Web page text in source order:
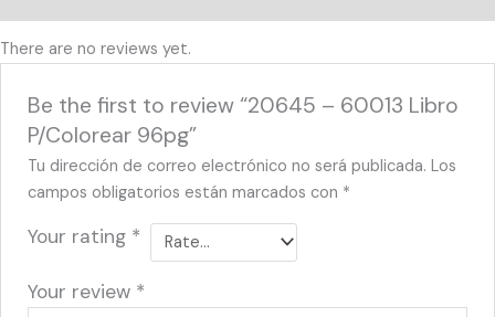
There are no reviews yet.
Be the first to review “20645 – 60013 Libro
P/Colorear 96pg”
Tu dirección de correo electrónico no será publicada. Los
campos obligatorios están marcados con *
Your rating *
Your review *